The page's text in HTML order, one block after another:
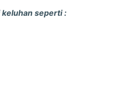
keluhan seperti :